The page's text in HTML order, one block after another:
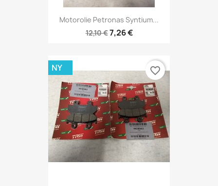
Motorolie Petronas Syntium...
12,10 €7,26 €
NY favorite_border